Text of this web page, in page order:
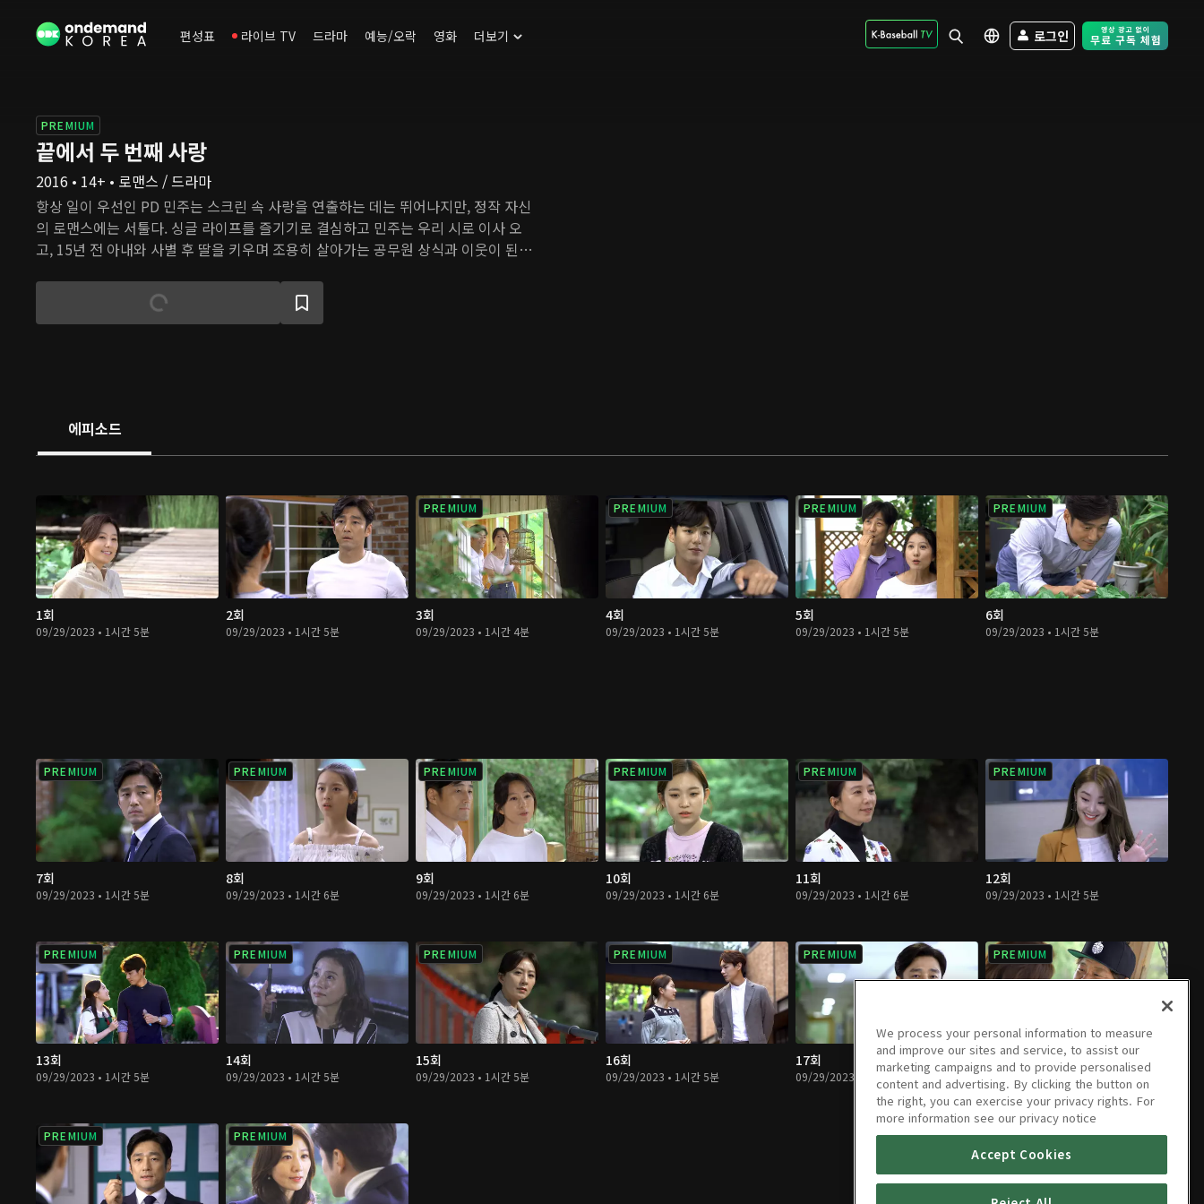
편성표 라이브 TV 드라마 예능/오락 영화 더보기 로그인 Free Trial -
PREMIUM
끝에서 두 번째 사랑
2016 • 14+ • 로맨스 / 드라마
항상 일이 우선인 PD 민주는 스크린 속 사랑을 연출하는 데는 뛰어나지만, 정작 자신
의 로맨스에는 서툴다. 싱글 라이프를 즐기기로 결심하고 민주는 우리 시로 이사 오
고, 15년 전 아내와 사별 후 딸을 키우며 조용히 살아가는 공무원 상식과 이웃이 된다.
에 빠진다. 모든 게 변하는 가운데 민주와 상식의 사랑은 꽃피울 수 있을까?
에피소드
1회
09/29/2023 • 1시간 5분
2회
09/29/2023 • 1시간 5분
PREMIUM
3회
09/29/2023 • 1시간 4분
PREMIUM
4회
09/29/2023 • 1시간 5분
PREMIUM
5회
09/29/2023 • 1시간 5분
PREMIUM
6회
09/29/2023 • 1시간 5분
PREMIUM
7회
09/29/2023 • 1시간 5분
PREMIUM
8회
09/29/2023 • 1시간 6분
PREMIUM
9회
09/29/2023 • 1시간 6분
PREMIUM
10회
09/29/2023 • 1시간 6분
PREMIUM
11회
09/29/2023 • 1시간 6분
PREMIUM
12회
09/29/2023 • 1시간 5분
PREMIUM
13회
09/29/2023 • 1시간 5분
PREMIUM
14회
09/29/2023 • 1시간 5분
PREMIUM
15회
09/29/2023 • 1시간 5분
PREMIUM
16회
09/29/2023 • 1시간 5분
PREMIUM
17회
09/29/2023 • 1시간 5분
PREMIUM
18회
09/29/2023 • 1시간 5분
PREMIUM PREMIUM
We process your personal information to measure
and improve our sites and service, to assist our
marketing campaigns and to provide personalised
content and advertising. By clicking the button on
the right, you can exercise your privacy rights. For
more information see our privacy notice
Accept Cookies